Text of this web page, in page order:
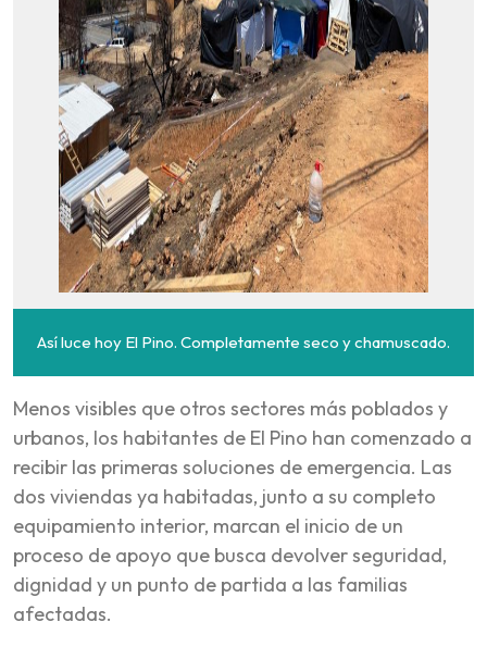
Así luce hoy El Pino. Completamente seco y chamuscado.
Menos visibles que otros sectores más poblados y
urbanos, los habitantes de El Pino han comenzado a
recibir las primeras soluciones de emergencia. Las
dos viviendas ya habitadas, junto a su completo
equipamiento interior, marcan el inicio de un
proceso de apoyo que busca devolver seguridad,
dignidad y un punto de partida a las familias
afectadas.